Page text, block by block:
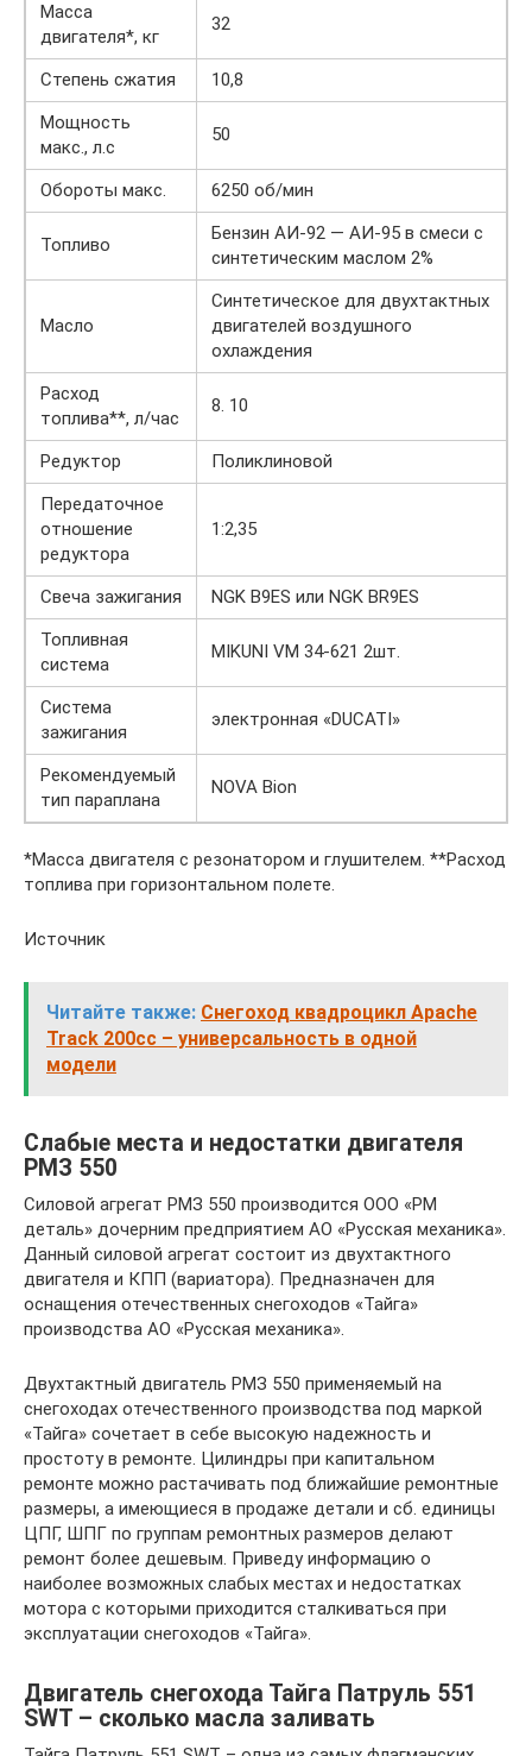
Масса
двигателя*, кг
32
Степень сжатия
10,8
Мощность
макс., л.с
50
Обороты макс. 6250 об/мин
Топливо
Бензин АИ-92 — АИ-95 в смеси с
синтетическим маслом 2%
Масло
Синтетическое для двухтактных
двигателей воздушного
охлаждения
Расход
топлива**, л/час
8. 10
Редуктор
Поликлиновой
Передаточное
отношение
редуктора
1:2,35
Свеча зажигания
NGK B9ES или NGK BR9ES
Топливная
система
MIKUNI VM 34-621 2шт.
Система
зажигания
электронная «DUCATI»
Рекомендуемый
тип параплана
NOVA Bion
*Масса двигателя с резонатором и глушителем. **Расход
топлива при горизонтальном полете.
Источник
Читайте также: Снегоход квадроцикл Apache
Track 200cc – универсальность в одной
модели
Слабые места и недостатки двигателя
РМЗ 550
Силовой агрегат РМЗ 550 производится ООО «РМ
деталь» дочерним предприятием АО «Русская механика».
Данный силовой агрегат состоит из двухтактного
двигателя и КПП (вариатора). Предназначен для
оснащения отечественных снегоходов «Тайга»
производства АО «Русская механика».
Двухтактный двигатель РМЗ 550 применяемый на
снегоходах отечественного производства под маркой
«Тайга» сочетает в себе высокую надежность и
простоту в ремонте. Цилиндры при капитальном
ремонте можно растачивать под ближайшие ремонтные
размеры, а имеющиеся в продаже детали и сб. единицы
ЦПГ, ШПГ по группам ремонтных размеров делают
ремонт более дешевым. Приведу информацию о
наиболее возможных слабых местах и недостатках
мотора с которыми приходится сталкиваться при
эксплуатации снегоходов «Тайга».
Двигатель снегохода Тайга Патруль 551
SWT – сколько масла заливать